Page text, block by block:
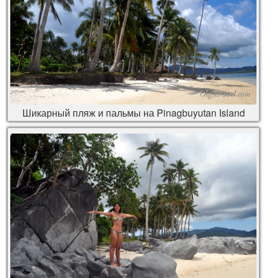
Шикарный пляж и пальмы на Pinagbuyutan Island